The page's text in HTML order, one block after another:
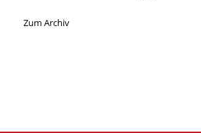
Zum Archiv